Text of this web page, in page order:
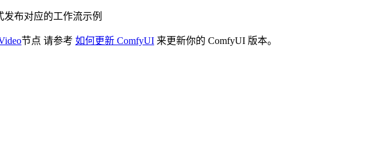
发布对应的工作流示例
节点 请参考 如何更新 ComfyUI 来更新你的 ComfyUI 版本。